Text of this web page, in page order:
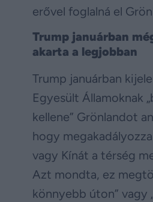
erővel foglalná el
Trump januárban
akarta a legjobban
Trump januárban
Egyesült Államoknak
kellene” Grönlandot
hogy
vagy Kínát a térség
Azt mondta, ez
könnyebb úton” vagy